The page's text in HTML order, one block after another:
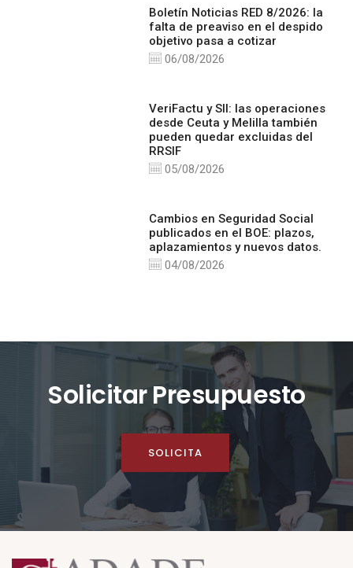
Boletín Noticias RED 8/2026: la
falta de preaviso en el despido
objetivo pasa a cotizar
06/08/2026
VeriFactu y SII: las operaciones
desde Ceuta y Melilla también
pueden quedar excluidas del
RRSIF
05/08/2026
Cambios en Seguridad Social
publicados en el BOE: plazos,
aplazamientos y nuevos datos.
04/08/2026
Solicitar Presupuesto
SOLICITA